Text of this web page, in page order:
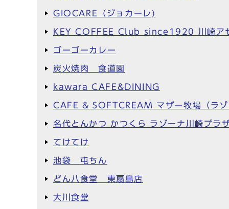
GIOCARE（ジョカーレ)
KEY COFFEE Club since1920 川崎アゼ
ゴーゴーカレー
炭火焼肉 食道園
kawara CAFE&DINING
CAFE & SOFTCREAM マザー牧場（ラゾ
名代とんかつ かつくら ラゾーナ川崎プラ
てけてけ
池袋 屯ちん
どん八食堂 東扇島店
大川食堂